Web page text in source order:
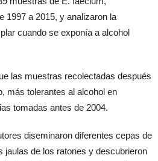
1997 a 2015, y analizaron la
cuando se exponía a alcohol
las muestras recolectadas después
más tolerantes al alcohol en
tomadas antes de 2004.
diseminaron diferentes cepas de
jaulas de los ratones y descubrieron